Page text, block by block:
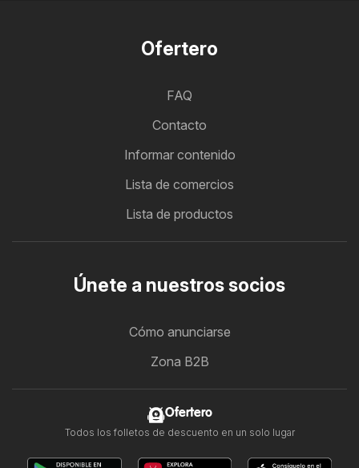
Ofertero
FAQ
Contacto
Informar contenido
Lista de comercios
Lista de productos
Únete a nuestros socios
Cómo anunciarse
Zona B2B
Ofertero
Todos los folletos de descuento en un solo lugar